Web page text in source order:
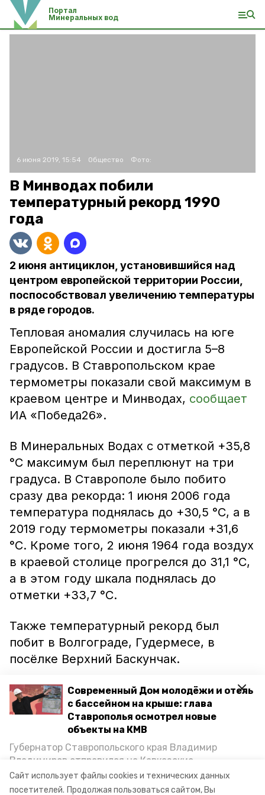
Сайт использует файлы cookies и технических данных
посетителей. Продолжая пользоваться сайтом, Вы
Современный Дом молодёжи и отель
с бассейном на крыше: глава
Ставрополья осмотрел новые
объекты на КМВ
Губернатор Ставропольского края Владимир
Владимиров отправился на Кавказские
Минеральные Воды, чтобы проинспектировать
строительство объектов в Кисловодске и
Портал
Минеральных вод
6 июня 2019, 15:54 Общество Фото:
В Минводах побили
температурный рекорд 1990
года
2 июня антициклон, установившийся над
центром европейской территории России,
поспособствовал увеличению температуры
в ряде городов.
Тепловая аномалия случилась на юге
Европейской России и достигла 5–8
градусов. В Ставропольском крае
термометры показали свой максимум в
краевом центре и Минводах, сообщает
ИА «Победа26».
В Минеральных Водах с отметкой +35,8
°C максимум был переплюнут на три
градуса. В Ставрополе было побито
сразу два рекорда: 1 июня 2006 года
температура поднялась до +30,5 °C, а в
2019 году термометры показали +31,6
°C. Кроме того, 2 июня 1964 года воздух
в краевой столице прогрелся до 31,1 °C,
а в этом году шкала поднялась до
отметки +33,7 °C.
Также температурный рекорд был
побит в Волгограде, Гудермесе, в
посёлке Верхний Баскунчак.
«В 1969 году 9 июня в Ставрополе был
зафиксирован абсолютный максимум
для первого месяца лета — 36,6°C. Пока
его никто не перебил», — отмечают в
ставропольском Гидрометцентре.
Изменится ли он спустя полвека, пока
неизвестно.